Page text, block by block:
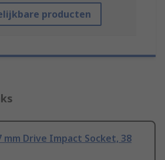
producten
mm Drive Impact Socket, 38